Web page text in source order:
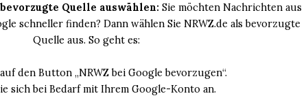
Quelle auswählen: Sie möchten Nachrichten aus
schneller finden? Dann wählen Sie NRWZ.de als bevorzugte
Quelle aus. So geht es:
den Button „NRWZ bei Google bevorzugen“.
sich bei Bedarf mit Ihrem Google-Konto an.